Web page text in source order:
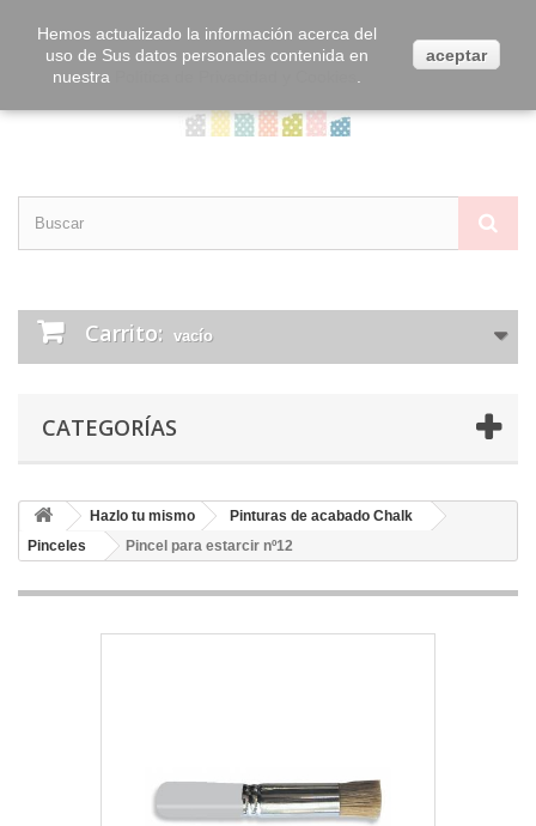
Carrito: vacío
CATEGORÍAS
Hazlo tu mismo
Pinturas de acabado Chalk
Pinceles
Pincel para estarcir nº12
Hemos actualizado la información acerca del
uso de Sus datos personales contenida en
nuestra
aceptar